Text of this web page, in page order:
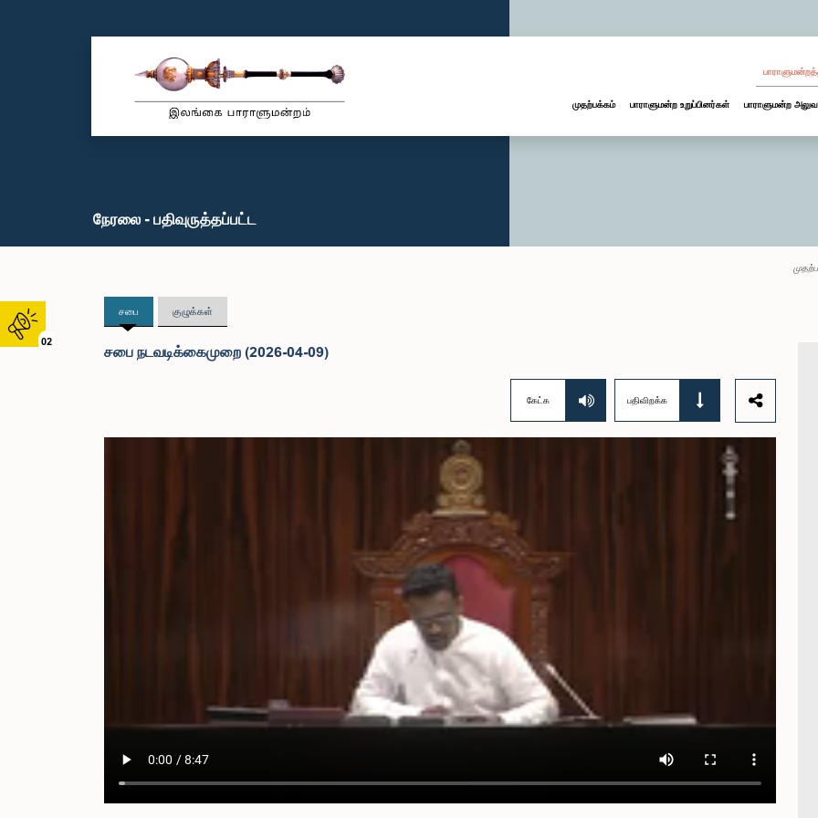
02
முதற்பக்கம் பாராளுமன்ற உறுப்பினர்கள் பாராளுமன்ற
நேரலை - பதிவுருத்தப்பட்ட
சபை குழுக்கள்
சபை நடவடிக்கைமுறை (2026-04-09)
கேட்க பதிவிறக்க